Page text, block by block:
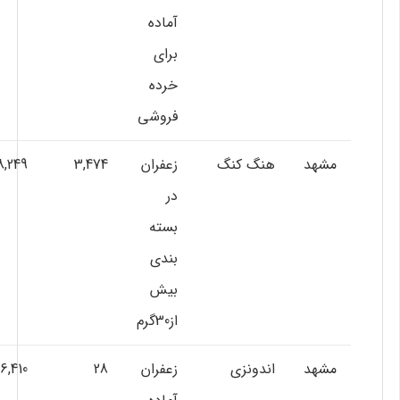
آماده
براي
خرده
فروشي
مشهد هنگ کنگ
زعفران
در
بسته
بندي
بيش
از30گرم
3,474
مشهد اندونزي
زعفران
28